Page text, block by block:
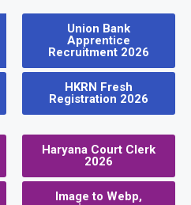
Union Bank
Apprentice
Recruitment 2026
HKRN Fresh
Registration 2026
Haryana Court Clerk
2026
Image to Webp,